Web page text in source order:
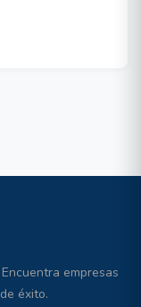
empresas
éxito.